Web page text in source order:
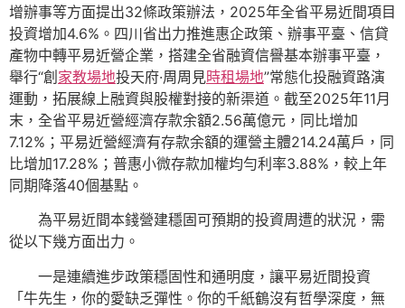
增辦事等方面提出32條政策辦法，2025年全省平易近間項目
投資增加4.6%。四川省出力推進惠企政策、辦事平臺、信貸
產物中轉平易近營企業，搭建全省融資信譽基本辦事平臺，
舉行“創 家教場地投天府·周周見時租場地”常態化投融資路演
運動，拓展線上融資與股權對接的新渠道。截至2025年11月
末，全省平易近營經濟存款余額2.56萬億元，同比增加
7.12%；平易近營經濟有存款余額的運營主體214.24萬戶，同
比增加17.28%；普惠小微存款加權均勻利率3.88%，較上年
同期降落40個基點。
為平易近間本錢營建穩固可預期的投資周遭的狀況，需
從以下幾方面出力。
一是連續進步政策穩固性和通明度，讓平易近間投資
「牛先生，你的愛缺乏彈性。你的千紙鶴沒有哲學深度，無